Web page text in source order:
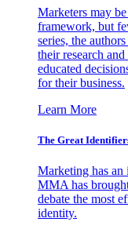
Marketers may
framework, but
series, the
their research
educated
for their business.
Learn More
The Great
Marketing has an
MMA has
debate the most
identity.